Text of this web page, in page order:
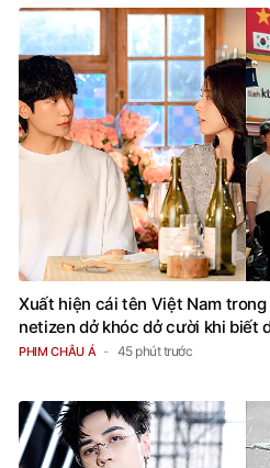
Xuất hiện cái tên Việt Nam
netizen dở khóc dở cười khi biết
PHIM CHÂU Á 45 phút trước